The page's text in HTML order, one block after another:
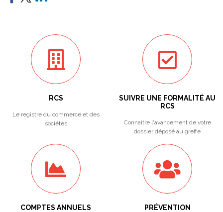
RCS
Le registre du commerce et des
sociétés
SUIVRE UNE FORMALITÉ AU
RCS
Connaitre l'avancement de votre
dossier déposé au greffe
COMPTES ANNUELS PRÉVENTION